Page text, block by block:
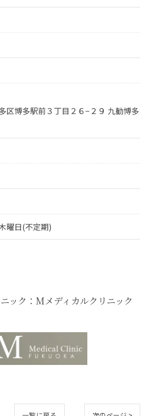
区博多駅前３丁目２６−２９ 九勧博多
曜日(不定期)
ック：Mメディカルクリニック